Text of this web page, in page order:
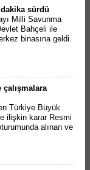
sürdü
Milli Savunma
Bahçeli ile
binasına geldi.
çalışmalara
Türkiye Büyük
ilişkin karar Resmi
alınan ve